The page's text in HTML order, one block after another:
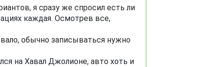
я сразу же спросил есть ли
каждая. Осмотрев все,
обычно записываться нужно
на Хавал Джолионе, авто хоть и